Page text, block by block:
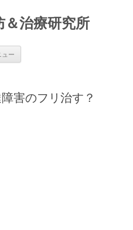
＆治療研究所
ュー
害のフリ治す？